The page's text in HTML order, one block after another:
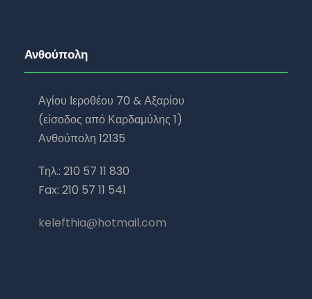
Ανθούπολη
Αγίου Ιεροθέου 70 & Αξαρίου
(είσοδος από Καρδαμύλης 1)
Ανθούπολη 12135
Τηλ.: 210 57 11 830
Fax: 210 57 11 541
kelefthia@hotmail.com